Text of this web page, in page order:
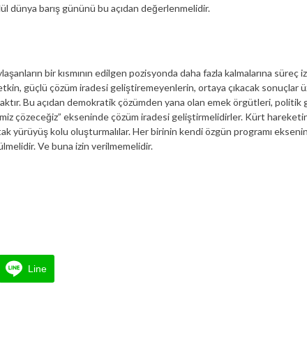
dünya barış gününü bu açıdan değerlenmelidir.
bir kısmının edilgen pozisyonda daha fazla kalmalarına süreç
güçlü çözüm iradesi geliştiremeyenlerin, ortaya çıkacak sonuçlar
Bu açıdan demokratik çözümden yana olan emek örgütleri, politik
çözeceğiz” ekseninde çözüm iradesi geliştirmelidirler. Kürt
yürüyüş kolu oluşturmalılar. Her birinin kendi özgün programı
Ve buna izin verilmemelidir.
Line